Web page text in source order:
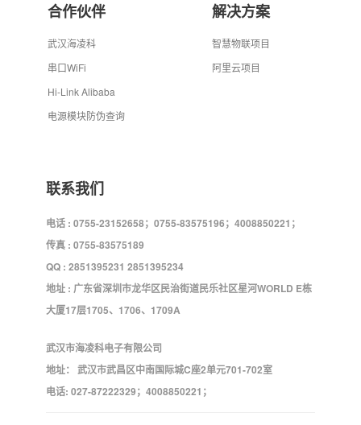
合作伙伴
武汉海凌科
串口WiFi
Hi-Link Alibaba
电源模块防伪查询
解决方案
智慧物联项目
阿里云项目
联系我们
电话 : 0755-23152658；0755-83575196；4008850221；
传真 : 0755-83575189
QQ : 2851395231 2851395234
地址 : 广东省深圳市龙华区民治街道民乐社区星河WORLD E栋
大厦17层1705、1706、1709A
武汉市海凌科电子有限公司
地址： 武汉市武昌区中南国际城C座2单元701-702室
电话: 027-87222329；4008850221；